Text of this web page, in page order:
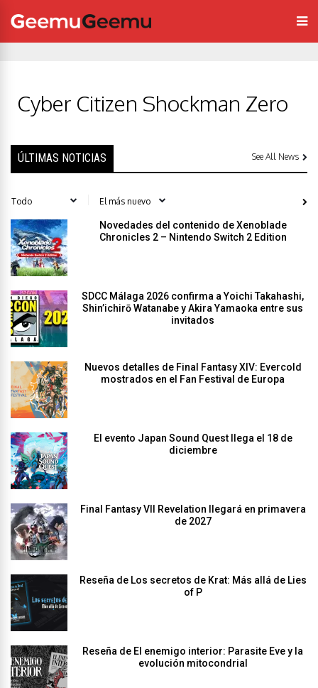
Cyber Citizen Shockman Zero
ÚLTIMAS NOTICIAS See All News
Novedades del contenido de Xenoblade
Chronicles 2 – Nintendo Switch 2 Edition
SDCC Málaga 2026 confirma a Yoichi Takahashi,
Shin’ichirō Watanabe y Akira Yamaoka entre sus
invitados
Nuevos detalles de Final Fantasy XIV: Evercold
mostrados en el Fan Festival de Europa
El evento Japan Sound Quest llega el 18 de
diciembre
Final Fantasy VII Revelation llegará en primavera
de 2027
Reseña de Los secretos de Krat: Más allá de Lies
of P
Reseña de El enemigo interior: Parasite Eve y la
evolución mitocondrial